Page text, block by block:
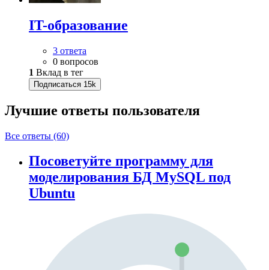
IT-образование
3 ответа
0 вопросов
1 Вклад в тег
Подписаться 15k
Лучшие ответы пользователя
Все ответы (60)
Посоветуйте программу для
моделирования БД MySQL под
Ubuntu